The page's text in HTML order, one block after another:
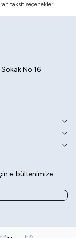
taksit seçenekleri
No 16
e-bültenimize